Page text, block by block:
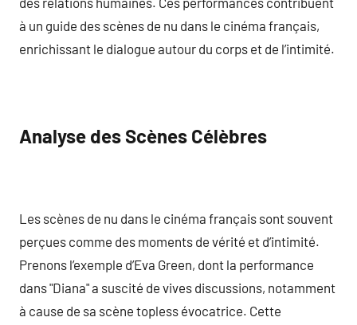
à un guide des scènes de nu dans le cinéma français,
enrichissant le dialogue autour du corps et de l’intimité.
Analyse des Scènes Célèbres
Les scènes de nu dans le cinéma français sont souvent
perçues comme des moments de vérité et d’intimité.
Prenons l’exemple d’Eva Green, dont la performance
dans "Diana" a suscité de vives discussions, notamment
à cause de sa scène topless évocatrice. Cette